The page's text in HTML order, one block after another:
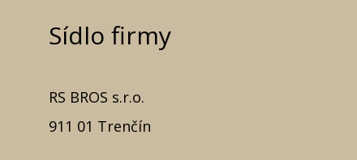
Sídlo firmy
RS BROS s.r.o.
911 01 Trenčín